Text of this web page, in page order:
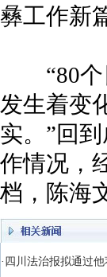
彝工作新
“80个
发生着变
实。”回
作情况，
档，陈海
·四川法治报拟通过